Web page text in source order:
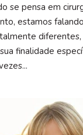
se pensa em
estamos
diferentes,
finalidade